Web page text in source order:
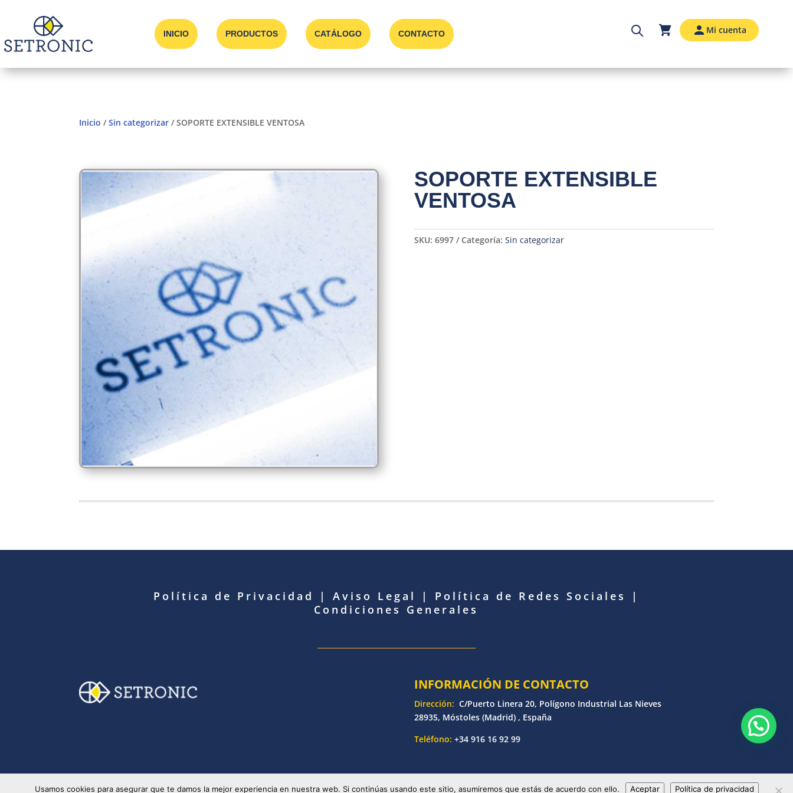
INICIO PRODUCTOS CATÁLOGO CONTACTO Mi cuenta
Inicio /Sin categorizar / SOPORTE EXTENSIBLE VENTOSA
SOPORTE EXTENSIBLE
VENTOSA
SKU: 6997 Categoría: Sin categorizar
Política de Privacidad | Aviso Legal | Política de Redes Sociales
|
Condiciones Generales
INFORMACIÓN DE CONTACTO
Dirección: C/Puerto Linera 20, Polígono Industrial Las Nieves
28935, Móstoles (Madrid) , España
Teléfono: +34 916 16 92 99
© Copyright 2025 Setronic | Desarrollado por Bankoi Software Factory | Todos los derechos reservados
Usamos cookies para asegurar que te damos la mejor experiencia en nuestra web. Si continúas usando este sitio, asumiremos que estás de acuerdo con ello. Aceptar Política de privacidad